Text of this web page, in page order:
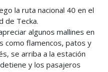
la ruta nacional 40 en el
de Tecka.
algunos mallines en
como flamencos, patos y
se arriba a la estación
y los pasajeros